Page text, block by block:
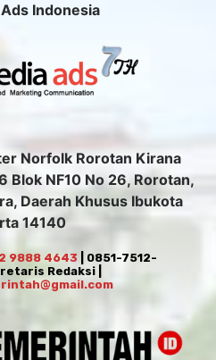
Indonesia
Norfolk Rorotan Kirana
Blok NF10 No 26, Rorotan,
Daerah Khusus Ibukota
14140
9888 4643 | 0851-7512-
Redaksi |